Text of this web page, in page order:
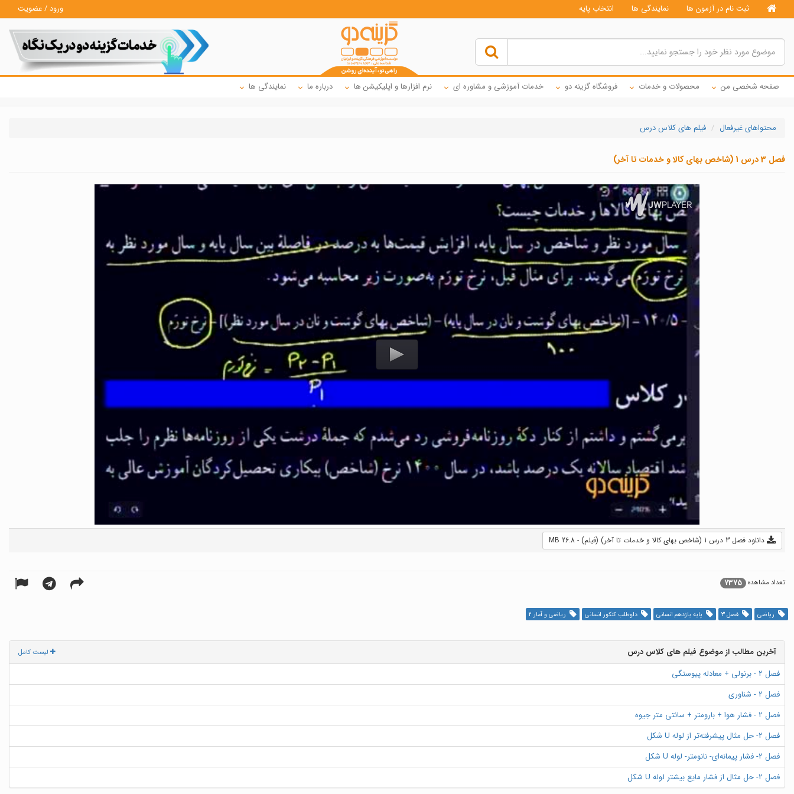
ثبت نام در آزمون ها نمایندگی ها انتخاب پایه ورود / عضویت
صفحه شخصی من محصولات و خدمات فروشگاه گزینه دو خدمات آموزشی و مشاوره ای نرم افزارها و اپلیکیشن ها درباره ما نمایندگی ها
محتواهای غیرفعال فیلم های کلاس درس
فصل 3 درس 1 (شاخص بهای کالا و خدمات تا آخر)
دانلود فصل 3 درس 1 (شاخص بهای کالا و خدمات تا آخر) (فیلم) - 26.8 MB
تعداد مشاهده 7375
ریاضی فصل 3 پایه یازدهم انسانی داوطلب کنکور انسانی ریاضی و آمار 2
لیست کامل
آخرین مطالب از موضوع فیلم های کلاس درس
فصل 2 - برنولی + معادله پیوستگی
فصل 2 - شناوری
فصل 2 - فشار هوا + بارومتر + سانتی متر جیوه
فصل 2- حل مثال پیشرفته‌تر از لوله U شکل
فصل 2- فشار پیمانه‌ای- نانومتر- لوله U شکل
فصل 2- حل مثال از فشار مایع بیشتر لوله U شکل